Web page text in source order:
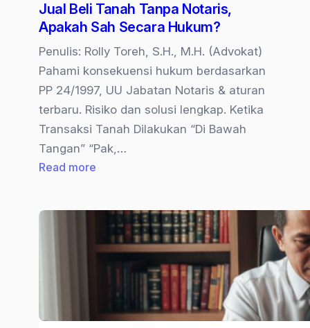
Jual Beli Tanah Tanpa Notaris,
Apakah Sah Secara Hukum?
Penulis: Rolly Toreh, S.H., M.H. (Advokat)
Pahami konsekuensi hukum berdasarkan
PP 24/1997, UU Jabatan Notaris & aturan
terbaru. Risiko dan solusi lengkap. Ketika
Transaksi Tanah Dilakukan “Di Bawah
Tangan” “Pak,…
Read more
Tanah
Tanpa
Secara